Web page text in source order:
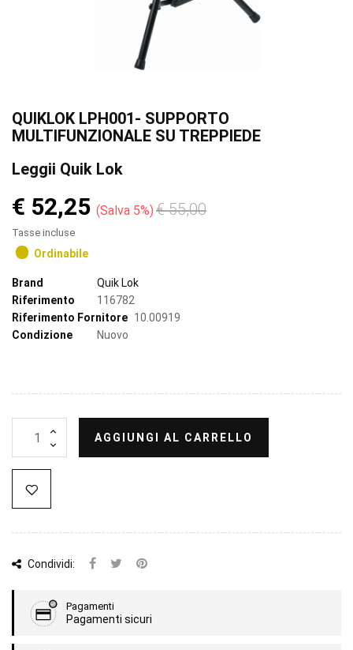
QUIKLOK LPH001- SUPPORTO
MULTIFUNZIONALE SU TREPPIEDE
Leggii Quik Lok
€ 52,25 Salva 5% € 55,00
Tasse incluse
Ordinabile
Brand
Quik Lok
Riferimento
116782
Riferimento Fornitore 10.00919
Condizione
Nuovo
AGGIUNGI AL CARRELLO
Condividi:
Pagamenti
Pagamenti sicuri